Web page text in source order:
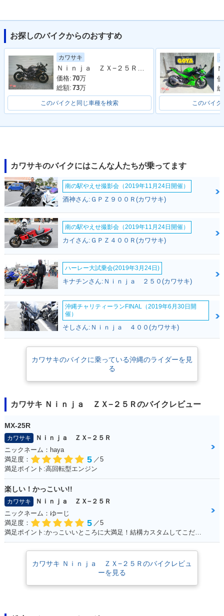
お探しのバイクからのおすすめ
カワサキ
Ｎｉｎｊａ ＺＸ−２５Ｒ ＳＥ
価格: 70万
総額: 73万
このバイクと同じ車種を検索 このバイク
カワサキのバイクにはこんな人たちが乗ってます
南の駅やえせ撮影会（2019年11月24日開催）
酒神さん:ＧＰＺ９００Ｒ(カワサキ)
南の駅やえせ撮影会（2019年11月24日開催）
カイさん:ＧＰＺ４００Ｒ(カワサキ)
ハーレー大試乗会(2019年3月24日)
キナチンさん:Ｎｉｎｊａ ２５０(カワサキ)
沖縄チャリティーランFINAL（2019年6月30日開
催）
そしさん:Ｎｉｎｊａ ４００(カワサキ)
カワサキのバイクに乗っている沖縄のライダーを見
る
カワサキ Ｎｉｎｊａ ＺＸ−２５Ｒのバイクレビュー
MX-25R
カワサキ
Ｎｉｎｊａ ＺＸ−２５Ｒ
ニックネーム：haya
満足度：
5 ／5
満足ポイント:高回転型エンジン
楽しい！かっこいい!!
カワサキ
Ｎｉｎｊａ ＺＸ−２５Ｒ
ニックネーム：ゆーじ
満足度：
5 ／5
満足ポイント:かっこいいところに大満足！結構カスタムしてこだわっています！
カワサキ Ｎｉｎｊａ ＺＸ−２５Ｒのバイクレビュ
ーを見る